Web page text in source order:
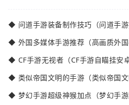
◆ 问道手游装备制作技巧（问道手
◆ 外国多媒体手游推荐（高画质外国
◆ CF手游无视者（CF手游自瞄挂安
◆ 类似帝国文明的手游（类似帝国文
◆ 梦幻手游超级神猴加点（梦幻手